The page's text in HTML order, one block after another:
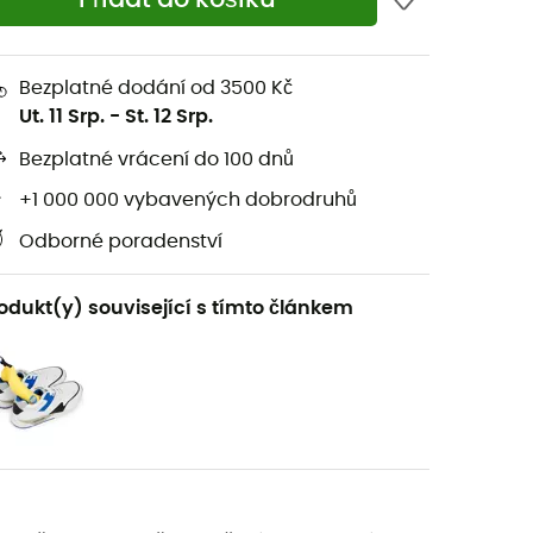
Bezplatné dodání od 3500 Kč
Ut. 11 Srp. - St. 12 Srp.
Bezplatné vrácení do 100 dnů
+1 000 000 vybavených dobrodruhů
Odborné poradenství
související s tímto článkem